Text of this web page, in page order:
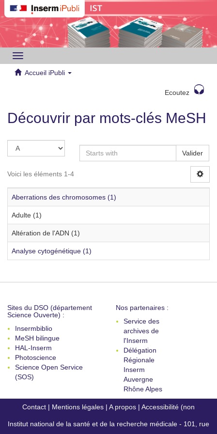
Toggle
navigation
Accueil iPubli
Ecoutez
Découvrir par mots-clés MeSH
Valider
Voici les éléments 1-4
Aberrations des chromosomes (1)
Adulte (1)
Altération de l'ADN (1)
Analyse cytogénétique (1)
Sites du DSO (département
Science Ouverte) :
Insermbiblio
MeSH bilingue
HAL-Inserm
Photoscience
Science Open Service
(SOS)
Nos partenaires :
Service des
archives de
l'Inserm
Délégation
Régionale
Inserm
Auvergne
Rhône Alpes
Contact | Mentions légales | A propos | Accessibilité (non
conforme)
Institut national de la santé et de la recherche médicale - 101, rue